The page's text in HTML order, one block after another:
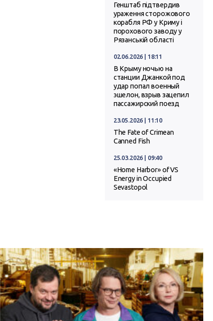
Генштаб підтвердив
ураження сторожового
корабля РФ у Криму і
порохового заводу у
Рязанській області
02.06.2026 | 18:11
В Крыму ночью на
станции Джанкой под
удар попал военный
эшелон, взрыв зацепил
пассажирский поезд
23.05.2026 | 11:10
The Fate of Crimean
Canned Fish
25.03.2026 | 09:40
«Home Harbor» of VS
Energy in Occupied
Sevastopol